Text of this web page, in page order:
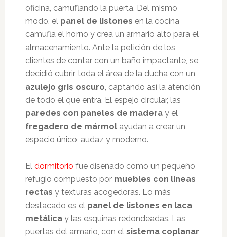
oficina, camuflando la puerta. Del mismo
modo, el panel de listones en la cocina
camufla el horno y crea un armario alto para el
almacenamiento. Ante la petición de los
clientes de contar con un baño impactante, se
decidió cubrir toda el área de la ducha con un
azulejo gris oscuro, captando así la atención
de todo el que entra. El espejo circular, las
paredes con paneles de maderay el
fregadero de mármolayudan a crear un
espacio único, audaz y moderno.
El dormitorio fue diseñado como un pequeño
refugio compuesto por muebles con líneas
rectas y texturas acogedoras. Lo más
destacado es el panel de listones en laca
metálicay las esquinas redondeadas. Las
puertas del armario, con el sistema coplanar